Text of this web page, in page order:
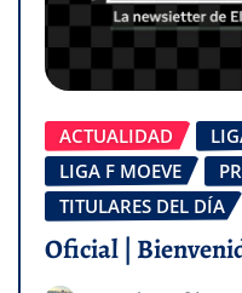
ACTUALIDAD
LIGA F MOEVE
TITULARES DEL DÍA
Oficial |